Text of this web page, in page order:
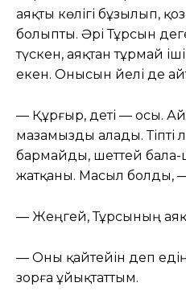
аяқты көлігі бұзылып,
болыпты. Әрі Тұрсын
түскен, аяқтан тұрмай
екен. Онысын әйелі де
— Құрғыр, әдеті — осы.
мазамызды алады. Тіпті
бармайды, шеттей
жатқаны. Масыл болды,
— Жеңгей, Тұрсының
— Оны қайтейін деп
зорға ұйықтаттым.